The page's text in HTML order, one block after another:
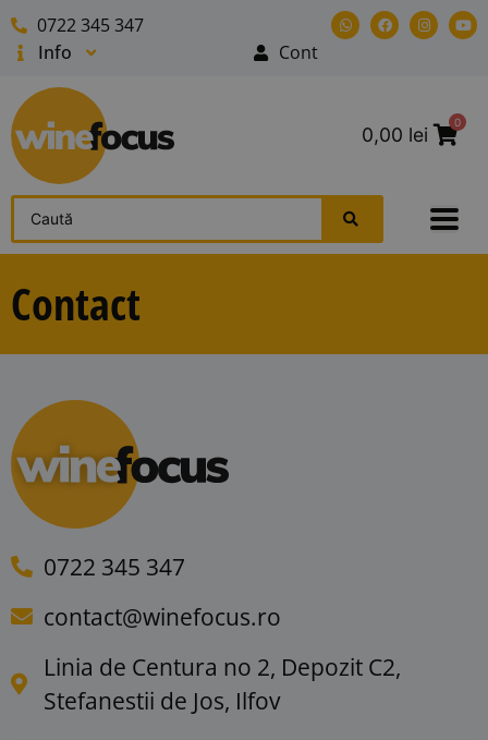
0722 345 347
Info
Cont
0,00 lei
0
Contact
0722 345 347
contact@winefocus.ro
Linia de Centura no 2, Depozit C2,
Stefanestii de Jos, Ilfov